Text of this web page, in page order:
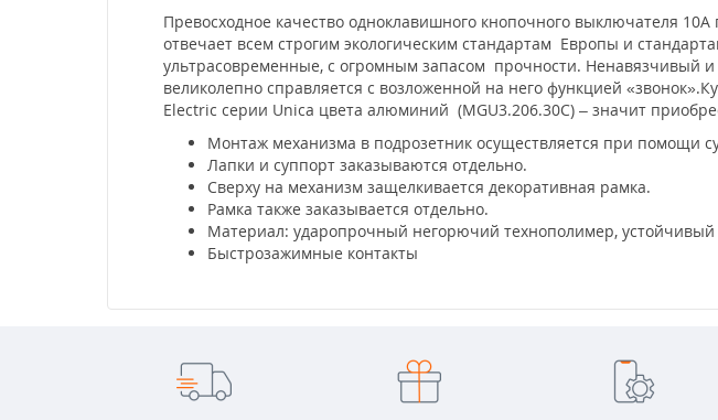
Превосходное качество одноклавишного кнопочного выключателя
отвечает всем строгим экологическим стандартам Европы и
ультрасовременные, с огромным запасом прочности. Ненавязчивый
великолепно справляется с возложенной на него функцией
Electric серии Unica цвета алюминий (MGU3.206.30С) – значит
Монтаж механизма в подрозетник осуществляется при помощи
Лапки и суппорт заказываются отдельно.
Сверху на механизм защелкивается декоративная рамка.
Рамка также заказывается отдельно.
Материал: ударопрочный негорючий технополимер, устойчивый
Быстрозажимные контакты